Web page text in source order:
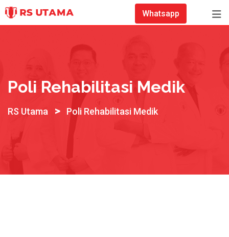
Skip
Whatsapp
Poli Rehabilitasi Medik
RS Utama > Poli Rehabilitasi Medik